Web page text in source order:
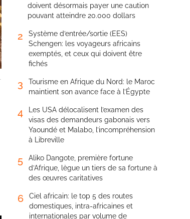
doivent désormais payer une caution
pouvant atteindre 20.000 dollars
2
Système d’entrée/sortie (EES)
Schengen: les voyageurs africains
exemptés, et ceux qui doivent être
fichés
3
Tourisme en Afrique du Nord: le Maroc
maintient son avance face à l’Égypte
4
Les USA délocalisent l’examen des
visas des demandeurs gabonais vers
Yaoundé et Malabo, l’incompréhension
à Libreville
5
Aliko Dangote, première fortune
d’Afrique, lègue un tiers de sa fortune à
des œuvres caritatives
6
Ciel africain: le top 5 des routes
domestiques, intra-africaines et
internationales par volume de